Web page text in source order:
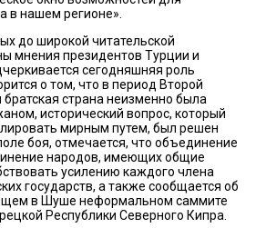
в нашем регионе».
до широкой читательской
мнения президентов Турции и
сегодняшняя роль
о том, что в период Второй
страна неизменно была
исторический вопрос, который
мирным путем, был решен
боя, отмечается, что объединение
народов, имеющих общие
усилению каждого члена
государств, а также сообщается об
в Шуше неформальном саммите
Республики Северного Кипра.